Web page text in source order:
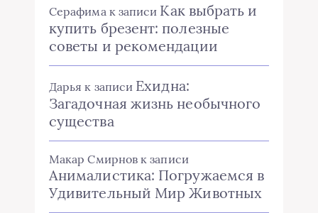
Серафима к записи Как выбрать и
купить брезент: полезные
советы и рекомендации
Дарья к записи Ехидна:
Загадочная жизнь необычного
существа
Макар Смирнов к записи
Анималистика: Погружаемся в
Удивительный Мир Животных